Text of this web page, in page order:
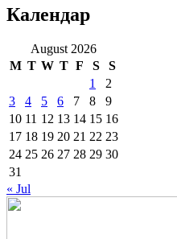
Календар
August 2026
M T W T F S
S
1
2
3
4 5 6 7 8
9
10 11 12 13 14 15 16
17 18 19 20 21 22 23
24 25 26 27 28 29 30
31
« Jul